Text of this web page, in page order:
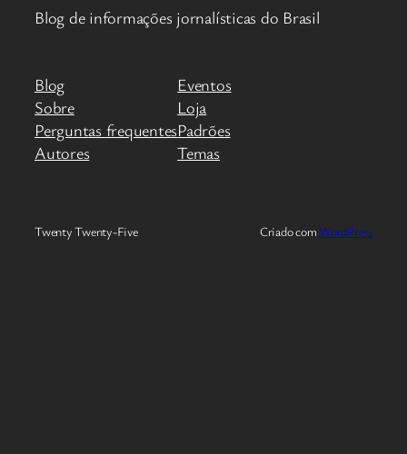
Blog de informações jornalísticas do Brasil
Blog
Sobre
Perguntas frequentes
Autores
Eventos
Loja
Padrões
Temas
Twenty Twenty-Five Criado com WordPress